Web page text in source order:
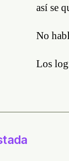
así se
No
Los